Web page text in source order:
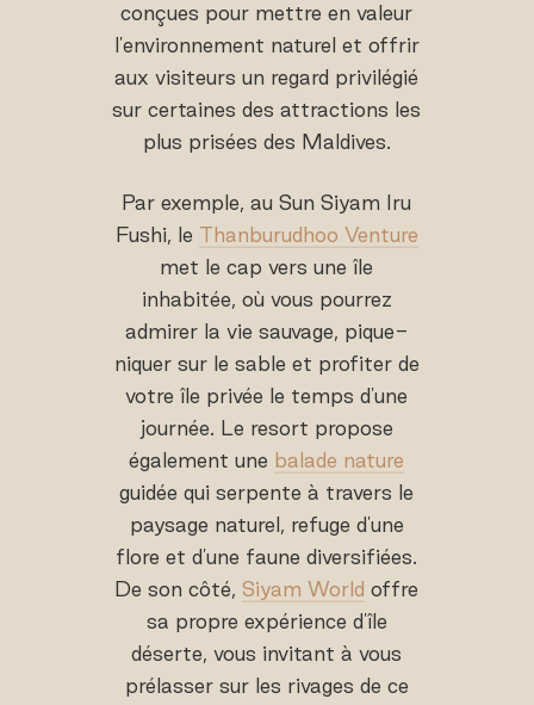
conçues pour mettre en valeur
l'environnement naturel et offrir
aux visiteurs un regard privilégié
sur certaines des attractions les
plus prisées des Maldives.
Par exemple, au Sun Siyam Iru
Fushi, le Thanburudhoo Venture
met le cap vers une île
inhabitée, où vous pourrez
admirer la vie sauvage, pique-
niquer sur le sable et profiter de
votre île privée le temps d'une
journée. Le resort propose
également une balade nature
guidée qui serpente à travers le
paysage naturel, refuge d'une
flore et d'une faune diversifiées.
De son côté,Siyam World offre
sa propre expérience d'île
déserte, vous invitant à vous
prélasser sur les rivages de ce